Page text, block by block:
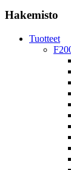
Hakemisto
Tuotteet